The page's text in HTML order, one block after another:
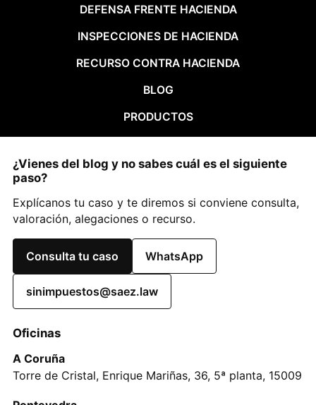
DEFENSA FRENTE HACIENDA
INSPECCIONES DE HACIENDA
RECURSO CONTRA HACIENDA
BLOG
PRODUCTOS
¿Vienes del blog y no sabes cuál es el siguiente
paso?
Explícanos tu caso y te diremos si conviene consulta,
valoración, alegaciones o recurso.
Consulta tu caso WhatsApp
sinimpuestos@saez.law
Oficinas
A Coruña
Torre de Cristal, Enrique Mariñas, 36, 5ª planta, 15009